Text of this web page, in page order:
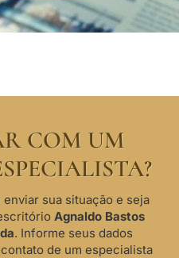
COM UM
sua situação e seja
Agnaldo Bastos
. Informe seus dados
de um especialista